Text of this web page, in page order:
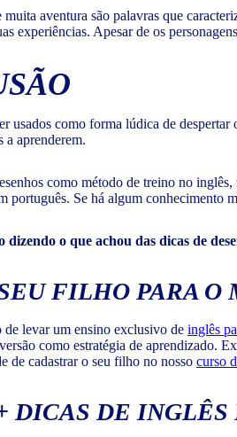
aventura são palavras que
experiências. Apesar de os
usados como forma lúdica de
a aprenderem.
como método de treino no
português. Se há algum conhecimento
o que achou das dicas de
FILHO PARA
levar um ensino exclusivo de inglês
como estratégia de aprendizado.
de cadastrar o seu filho no nosso curso
DICAS DE